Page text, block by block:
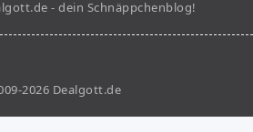
- dein Schnäppchenblog!
2026 Dealgott.de